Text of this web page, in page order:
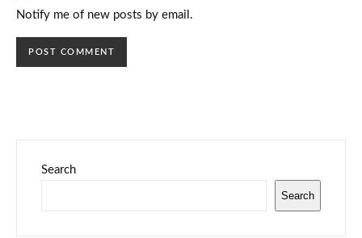
Notify me of new posts by email.
Search
Search